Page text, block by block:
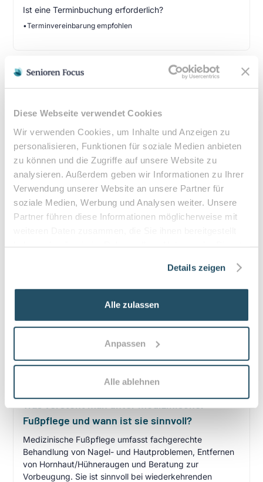
Diese Webseite verwendet Cookies
Wir verwenden Cookies, um Inhalte und Anzeigen zu
personalisieren, Funktionen für soziale Medien anbieten
zu können und die Zugriffe auf unsere Website zu
analysieren. Außerdem geben wir Informationen zu Ihrer
Verwendung unserer Website an unsere Partner für
soziale Medien, Werbung und Analysen weiter. Unsere
Partner führen diese Informationen möglicherweise mit
Details zeigen
Alle zulassen
Anpassen
Alle ablehnen
Ist eine Terminbuchung erforderlich?
•Terminvereinbarung empfohlen
ärztlicher Verordnung Kassenleistungen. Eine
Heilmittelverordnung erhalten Sie von Ihrem Hausarzt
oder Facharzt bei folgenden Indikationen:
Verordnungsfähige Diagnosen:
Diabetes mellitus mit Fußkomplikationen
Durchblutungsstörungen der Füße
Sensibilitätsstörungen
•Befreiung bei chronischen Erkrankungen möglich
Privatleistungen nach individueller Vereinbarung
•Hausbesuche bei medizinischer Notwendigkeit
Häufige Fragen zum Praxisbesuch
Fußpflege und wann ist sie sinnvoll?
Medizinische Fußpflege umfasst fachgerechte
Behandlung von Nagel- und Hautproblemen, Entfernen
von Hornhaut/Hühneraugen und Beratung zur
Vorbeugung. Sie ist sinnvoll bei wiederkehrenden